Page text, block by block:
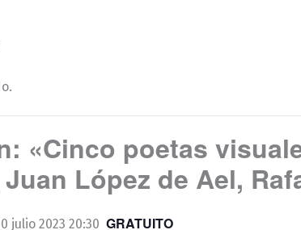
«Cinco poetas
López de Ael,
julio 2023 20:30 GRATUITO